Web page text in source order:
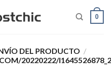
0
DEL PRODUCTO /
20220222/